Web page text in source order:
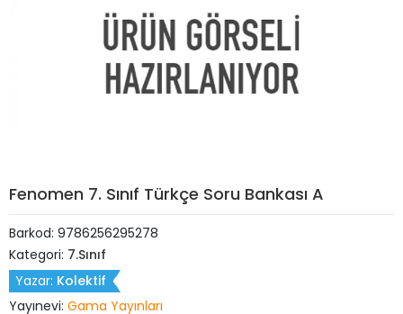
Fenomen 7. Sınıf Türkçe Soru Bankası A
Barkod: 9786256295278
Kategori: 7.Sınıf
Yazar: Kolektif
Yayınevi: Gama Yayınları